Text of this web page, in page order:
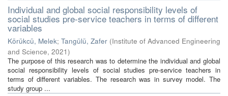
Individual and global social responsibility levels of
social studies pre-service teachers in terms of different
variables
Körükcü, Melek; Tangülü, Zafer (Institute of Advanced Engineering
and Science, 2021)
The purpose of this research was to determine the individual and global
social responsibility levels of social studies pre-service teachers in
terms of different variables. The research was in survey model. The
study group ...